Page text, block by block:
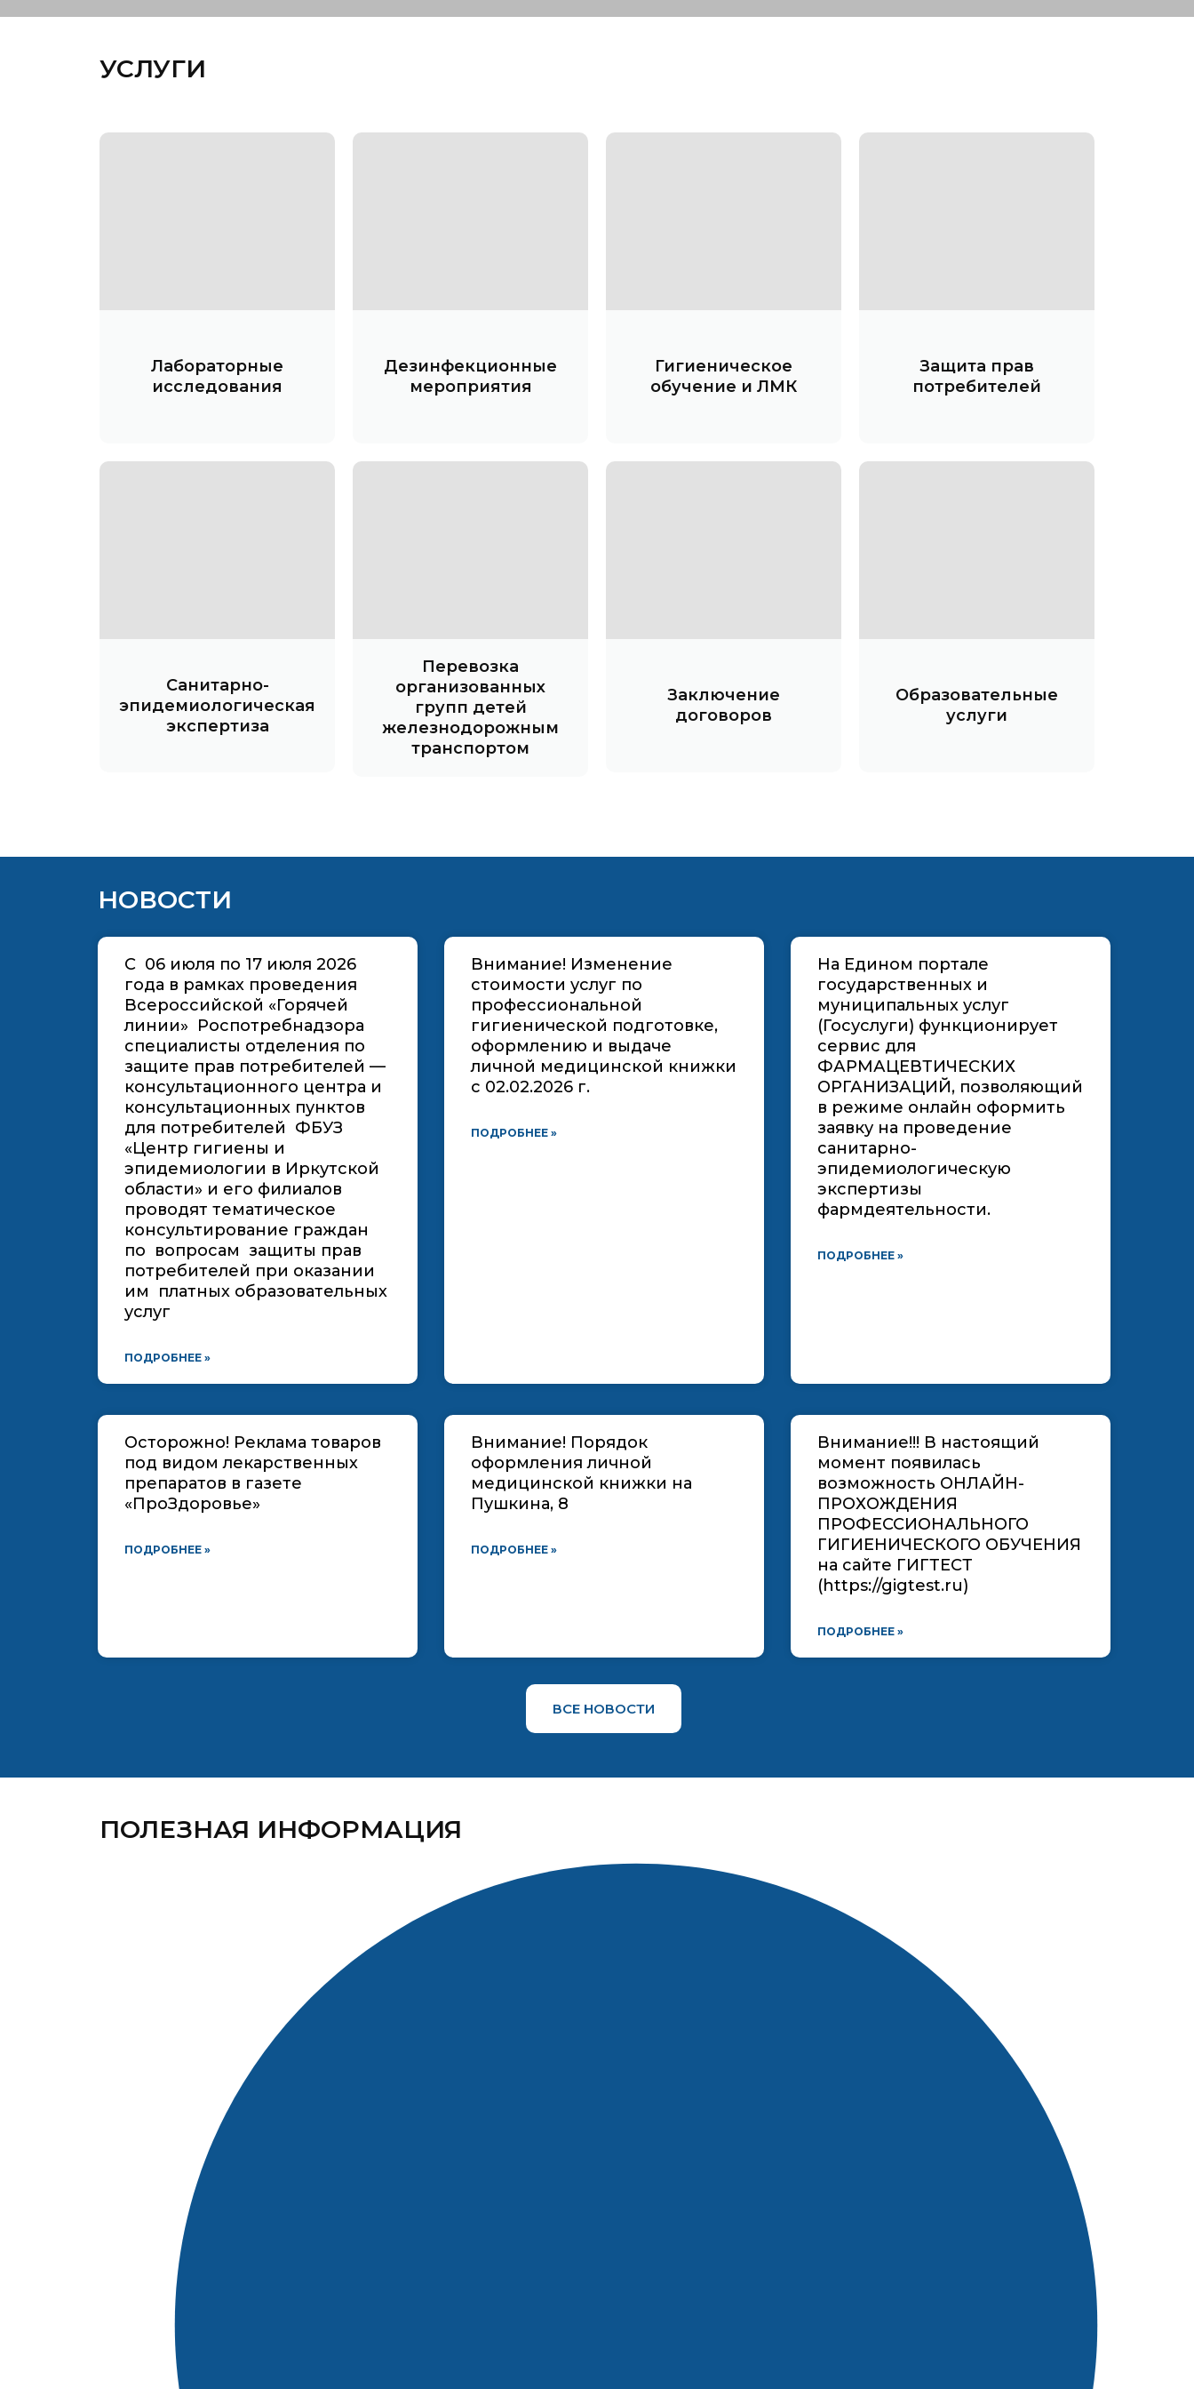
УСЛУГИ
Лабораторные
исследования
Дезинфекционные
мероприятия
Гигиеническое
обучение и ЛМК
Защита прав
потребителей
Санитарно-
эпидемиологическая
экспертиза
Перевозка
организованных
групп детей
железнодорожным
транспортом
Заключение
договоров
Образовательные
услуги
НОВОСТИ
C 06 июля по 17 июля 2026
года в рамках проведения
Всероссийской «Горячей
линии» Роспотребнадзора
специалисты отделения по
защите прав потребителей —
консультационного центра и
консультационных пунктов
для потребителей ФБУЗ
«Центр гигиены и
эпидемиологии в Иркутской
области» и его филиалов
проводят тематическое
консультирование граждан
по вопросам защиты прав
потребителей при оказании
им платных образовательных
услуг
ПОДРОБНЕЕ »
Внимание! Изменение
стоимости услуг по
профессиональной
гигиенической подготовке,
оформлению и выдаче
личной медицинской книжки
с 02.02.2026 г.
ПОДРОБНЕЕ »
На Едином портале
государственных и
муниципальных услуг
(Госуслуги) функционирует
сервис для
ФАРМАЦЕВТИЧЕСКИХ
ОРГАНИЗАЦИЙ, позволяющий
в режиме онлайн оформить
заявку на проведение
санитарно-
эпидемиологическую
экспертизы
фармдеятельности.
ПОДРОБНЕЕ »
Осторожно! Реклама товаров
под видом лекарственных
препаратов в газете
«ПроЗдоровье»
ПОДРОБНЕЕ »
Внимание! Порядок
оформления личной
медицинской книжки на
Пушкина, 8
ПОДРОБНЕЕ »
Внимание!!! В настоящий
момент появилась
возможность ОНЛАЙН-
ПРОХОЖДЕНИЯ
ПРОФЕССИОНАЛЬНОГО
ГИГИЕНИЧЕСКОГО ОБУЧЕНИЯ
на сайте ГИГТЕСТ
(https://gigtest.ru)
ПОДРОБНЕЕ »
ВСЕ НОВОСТИ
ПОЛЕЗНАЯ ИНФОРМАЦИЯ